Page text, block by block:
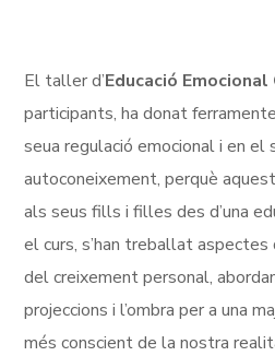
El taller d’Educació
participants, ha donat
seua regulació emocional i en el
autoconeixement, perquè
als seus fills i filles des d’una
el curs, s’han treballat aspectes
del creixement personal,
projeccions i l’ombra per a una
més conscient de la nostra